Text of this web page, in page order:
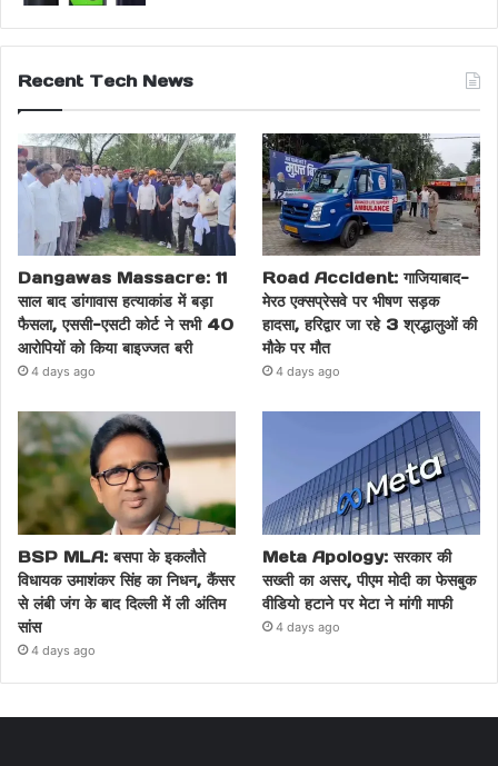
Recent Tech News
Dangawas Massacre: 11
साल बाद डांगावास हत्याकांड में बड़ा
फैसला, एससी-एसटी कोर्ट ने सभी 40
आरोपियों को किया बाइज्जत बरी
4 days ago
Road Accident: गाजियाबाद-
मेरठ एक्सप्रेसवे पर भीषण सड़क
हादसा, हरिद्वार जा रहे 3 श्रद्धालुओं की
मौके पर मौत
4 days ago
BSP MLA: बसपा के इकलौते
विधायक उमाशंकर सिंह का निधन, कैंसर
से लंबी जंग के बाद दिल्ली में ली अंतिम
सांस
4 days ago
Meta Apology: सरकार की
सख्ती का असर, पीएम मोदी का फेसबुक
वीडियो हटाने पर मेटा ने मांगी माफी
4 days ago